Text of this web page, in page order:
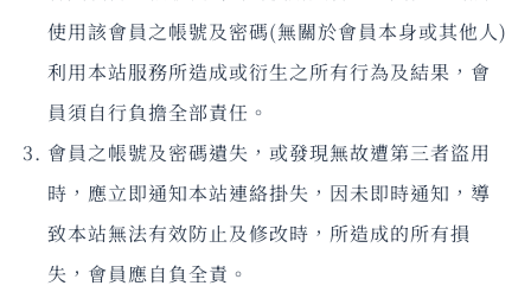
使用該會員之帳號及密碼(無關於會員本身或其他人)
利用本站服務所造成或衍生之所有行為及結果，會
員須自行負擔全部責任。
會員之帳號及密碼遺失，或發現無故遭第三者盜用
時，應立即通知本站連絡掛失，因未即時通知，導
致本站無法有效防止及修改時，所造成的所有損
失，會員應自負全責。